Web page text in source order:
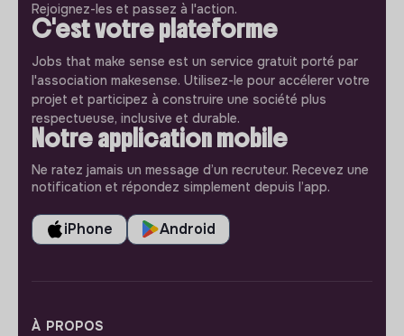
Rejoignez-les et passez à l'action.
C'est votre plateforme
Jobs that make sense est un service gratuit porté par
l'association makesense. Utilisez-le pour accélerer votre
projet et participez à construire une société plus
respectueuse, inclusive et durable.
Notre application mobile
Ne ratez jamais un message d’un recruteur. Recevez une
notification et répondez simplement depuis l’app.
iPhone Android
À PROPOS